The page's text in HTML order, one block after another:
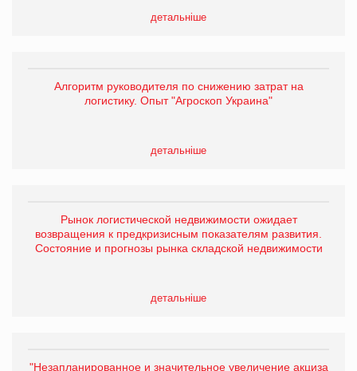
детальніше
Алгоритм руководителя по снижению затрат на
логистику. Опыт "Агроскоп Украина"
детальніше
Рынок логистической недвижимости ожидает
возвращения к предкризисным показателям развития.
Состояние и прогнозы рынка складской недвижимости
детальніше
"Незапланированное и значительное увеличение акциза